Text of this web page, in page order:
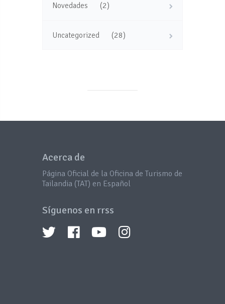
Novedades (2)
Uncategorized (28)
Acerca de
Página Oficial de la Oficina de Turismo de
Tailandia (TAT) en Español
Síguenos en rrss